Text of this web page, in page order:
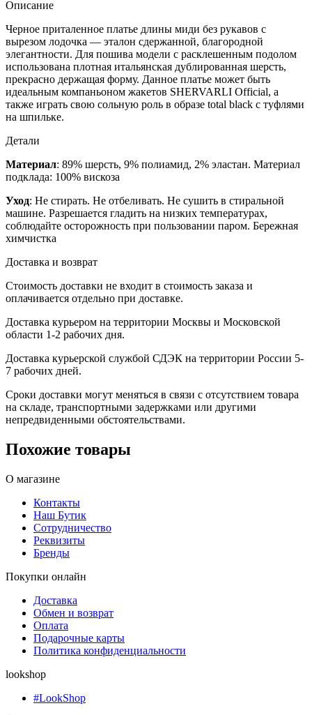
Описание
Черное приталенное платье длины миди без рукавов с
вырезом лодочка — эталон сдержанной, благородной
элегантности. Для пошива модели с расклешенным подолом
использована плотная итальянская дублированная шерсть,
прекрасно держащая форму. Данное платье может быть
идеальным компаньоном жакетов SHERVARLI Official, а
также играть свою сольную роль в образе total black с туфлями
на шпильке.
Детали
Материал: 89% шерсть, 9% полиамид, 2% эластан. Материал
подклада: 100% вискоза
Уход: Не стирать. Не отбеливать. Не сушить в стиральной
машине. Разрешается гладить на низких температурах,
соблюдайте осторожность при пользовании паром. Бережная
химчистка
Доставка и возврат
Стоимость доставки не входит в стоимость заказа и
оплачивается отдельно при доставке.
Доставка курьером на территории Москвы и Московской
области 1-2 рабочих дня.
Доставка курьерской службой СДЭК на территории России 5-
7 рабочих дней.
Сроки доставки могут меняться в связи с отсутствием товара
на складе, транспортными задержками или другими
непредвиденными обстоятельствами.
Похожие товары
О магазине
Контакты
Наш Бутик
Сотрудничество
Реквизиты
Бренды
Покупки онлайн
Доставка
Обмен и возврат
Оплата
Подарочные карты
Политика конфиденциальности
lookshop
#LookShop